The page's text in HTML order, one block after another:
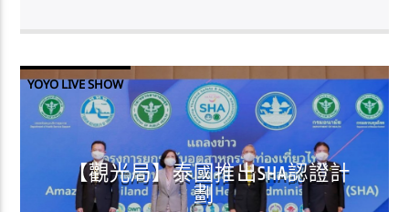
YOYO LIVE SHOW
【觀光局】泰國推出SHA認證計
劃